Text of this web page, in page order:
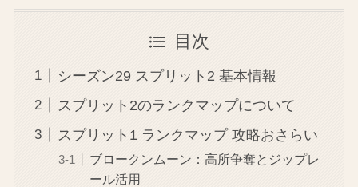
目次
シーズン29 スプリット2 基本情報
スプリット2のランクマップについて
スプリット1 ランクマップ 攻略おさらい
ブロークンムーン：高所争奪とジップレ
ール活用